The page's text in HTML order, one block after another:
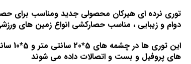
توری نرده ای هیرکان محصولی جدید ومناسب برای
دوام و زیبایی ، مناسب حصارکشی انواع زمین های
های پروفیل و بست و اتصالات داده می شوند